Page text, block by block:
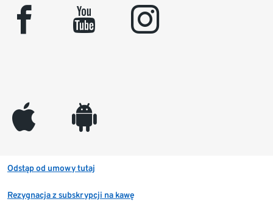
facebook youtube instagram
appleinc android
Odstąp od umowy tutaj
Rezygnacja z subskrypcji na kawę